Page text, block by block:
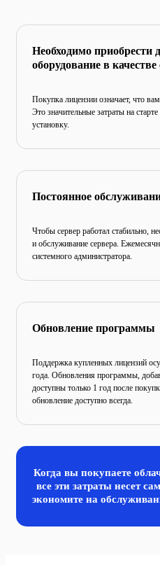
Необходимо приобрести
оборудование в
Покупка лицензии означает, что
Это значительные затраты на
установку.
Постоянное
Чтобы сервер работал стабильно,
и обслуживание сервера.
системного администратора.
Обновление программы
Поддержка купленных лицензий
года. Обновления программы,
доступны только 1 год после
обновление доступно всегда.
Когда вы покупаете
все эти затраты несет
экономите на